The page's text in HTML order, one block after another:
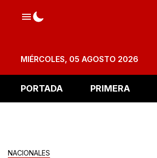
MIÉRCOLES, 05 AGOSTO 2026
PORTADA PRIMERA
NACIONALES